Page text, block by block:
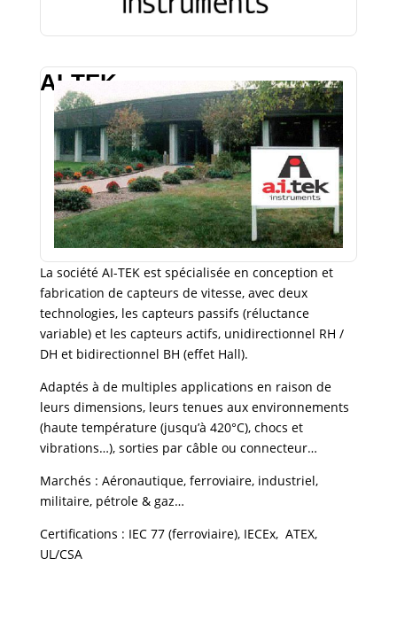
AI-TEK
La société AI-TEK est spécialisée en conception et
fabrication de capteurs de vitesse, avec deux
technologies, les capteurs passifs (réluctance
variable) et les capteurs actifs, unidirectionnel RH /
DH et bidirectionnel BH (effet Hall).
Adaptés à de multiples applications en raison de
leurs dimensions, leurs tenues aux environnements
(haute température (jusqu’à 420°C), chocs et
vibrations…), sorties par câble ou connecteur…
Marchés : Aéronautique, ferroviaire, industriel,
militaire, pétrole & gaz…
Certifications : IEC 77 (ferroviaire), IECEx, ATEX,
UL/CSA